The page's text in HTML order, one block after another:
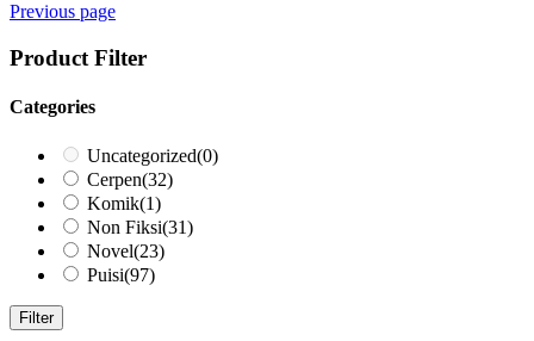
Previous page
Product Filter
Categories
Uncategorized(0)
Cerpen(32)
Komik(1)
Non Fiksi(31)
Novel(23)
Puisi(97)
Filter